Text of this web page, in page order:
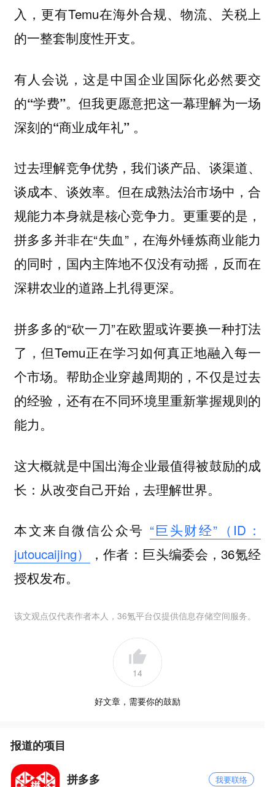
入，更有Temu在海外合规、物流、关税上
的一整套制度性开支。
有人会说，这是中国企业国际化必然要交
的“学费”。但我更愿意把这一幕理解为一场
深刻的“商业成年礼” 。
过去理解竞争优势，我们谈产品、谈渠道、
谈成本、谈效率。但在成熟法治市场中，合
规能力本身就是核心竞争力。更重要的是，
拼多多并非在“失血”，在海外锤炼商业能力
的同时，国内主阵地不仅没有动摇，反而在
深耕农业的道路上扎得更深。
拼多多的“砍一刀”在欧盟或许要换一种打法
了，但Temu正在学习如何真正地融入每一
个市场。 帮助企业穿越周期的，不仅是过去
的经验，还有在不同环境里重新掌握规则的
能力。
这大概就是中国出海企业最值得被鼓励的成
长： 从改变自己开始，去理解世界。
本文来自微信公众号 “巨头财经”（ID：
jutoucaijing）
，作者：巨头编委会，36氪经
授权发布。
该文观点仅代表作者本人，36氪平台仅提供信息存储空间服务。
14
好文章，需要你的鼓励
报道的项目
拼多多 我要联络